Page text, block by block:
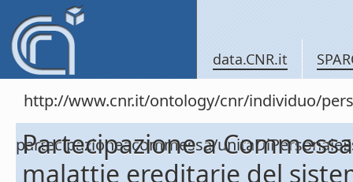
data.CNR.it
http://www.cnr.it/ontology/cnr/individuo/
partecipazioneacommessa/
Partecipazione a
malattie ereditarie del